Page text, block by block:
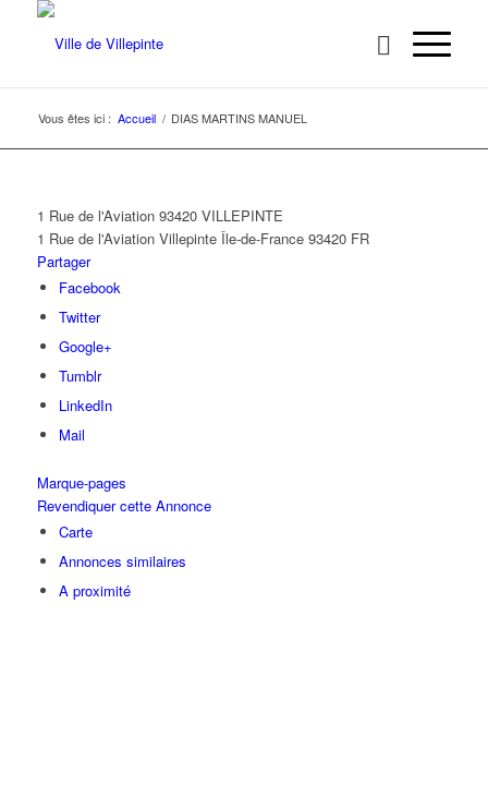
Vous êtes ici : Accueil / DIAS MARTINS MANUEL
1 Rue de l'Aviation 93420 VILLEPINTE
1 Rue de l'Aviation Villepinte Île-de-France 93420 FR
Partager
Facebook
Twitter
Google+
Tumblr
LinkedIn
Mail
Marque-pages
Revendiquer cette Annonce
Carte
Annonces similaires
A proximité